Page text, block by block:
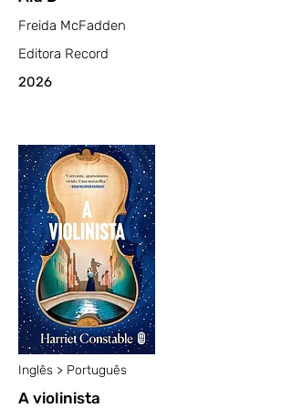
Freida McFadden
Editora Record
2026
Inglês > Português
A violinista